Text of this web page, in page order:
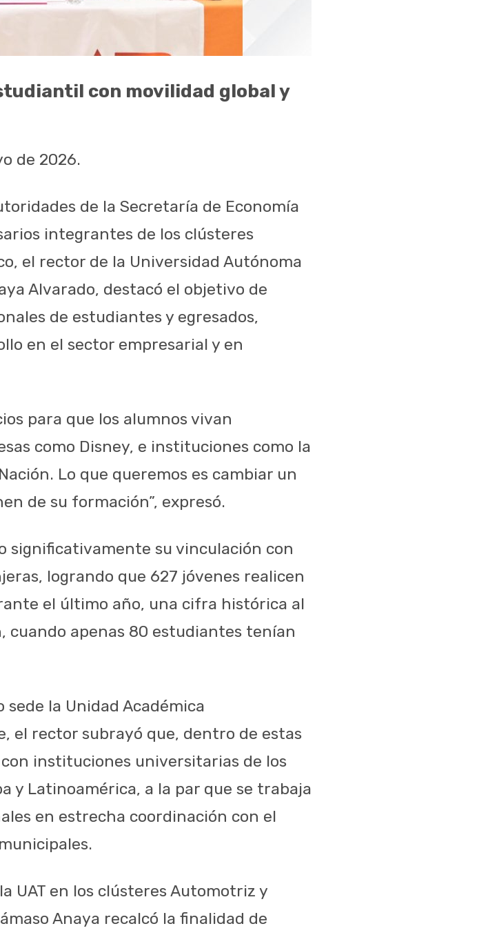
con movilidad global y
de 2026.
de la Secretaría de Economía
integrantes de los clústeres
el rector de la Universidad Autónoma
Alvarado, destacó el objetivo de
de estudiantes y egresados,
en el sector empresarial y en
para que los alumnos vivan
como Disney, e instituciones como la
Lo que queremos es cambiar un
de su formación”, expresó.
significativamente su vinculación con
logrando que 627 jóvenes realicen
el último año, una cifra histórica al
cuando apenas 80 estudiantes tenían
la Unidad Académica
el rector subrayó que, dentro de estas
instituciones universitarias de los
y Latinoamérica, a la par que se trabaja
en estrecha coordinación con el
UAT en los clústeres Automotriz y
Anaya recalcó la finalidad de